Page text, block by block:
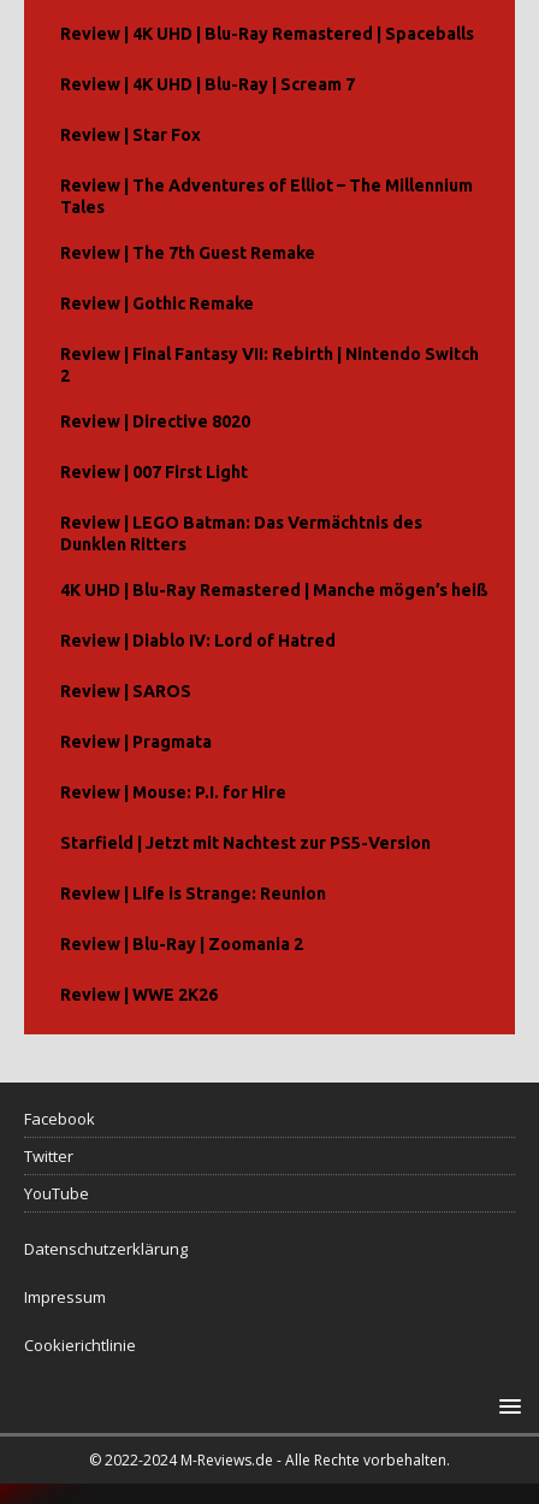
Review | 4K UHD | Blu-Ray Remastered | Spaceballs
Review | 4K UHD | Blu-Ray | Scream 7
Review | Star Fox
Review | The Adventures of Elliot – The Millennium
Tales
Review | The 7th Guest Remake
Review | Gothic Remake
Review | Final Fantasy VII: Rebirth | Nintendo Switch
2
Review | Directive 8020
Review | 007 First Light
Review | LEGO Batman: Das Vermächtnis des
Dunklen Ritters
4K UHD | Blu-Ray Remastered | Manche mögen’s heiß
Review | Diablo IV: Lord of Hatred
Review | SAROS
Review | Pragmata
Review | Mouse: P.I. for Hire
Starfield | Jetzt mit Nachtest zur PS5-Version
Review | Life is Strange: Reunion
Review | Blu-Ray | Zoomania 2
Review | WWE 2K26
Facebook
Twitter
YouTube
Datenschutzerklärung
Impressum
Cookierichtlinie
© 2022-2024 M-Reviews.de - Alle Rechte vorbehalten.